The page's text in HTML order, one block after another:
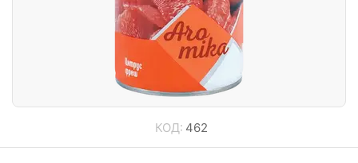
КОД: 462